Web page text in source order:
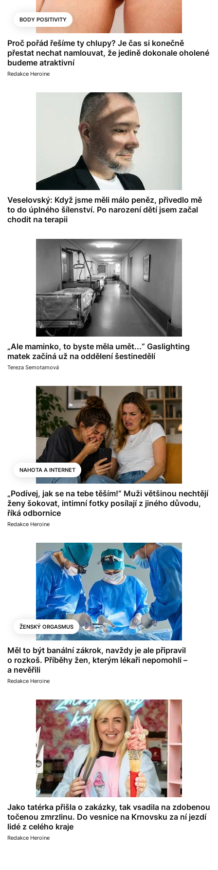
BODY POSITIVITY
Proč pořád řešíme ty chlupy? Je čas si konečně
přestat nechat namlouvat, že jedině dokonale oholené
budeme atraktivní
Redakce Heroine
Veselovský: Když jsme měli málo peněz, přivedlo mě
to do úplného šílenství. Po narození dětí jsem začal
chodit na terapii
„Ale maminko, to byste měla umět...“ Gaslighting
matek začíná už na oddělení šestinedělí
Tereza Semotamová
NAHOTA A INTERNET
„Podívej, jak se na tebe těším!“ Muži většinou nechtějí
ženy šokovat, intimní fotky posílají z jiného důvodu,
říká odbornice
Redakce Heroine
ŽENSKÝ ORGASMUS
Měl to být banální zákrok, navždy je ale připravil
o rozkoš. Příběhy žen, kterým lékaři nepomohli –
a nevěřili
Redakce Heroine
Jako tatérka přišla o zakázky, tak vsadila na zdobenou
točenou zmrzlinu. Do vesnice na Krnovsku za ní jezdí
lidé z celého kraje
Redakce Heroine